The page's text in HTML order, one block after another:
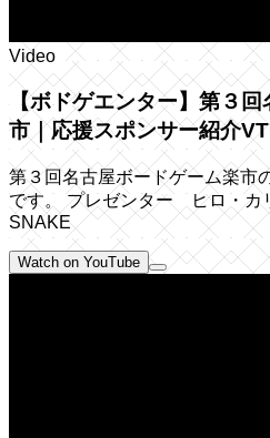
Video
【ボドゲエンター】第３
市｜応援スポンサー紹介
第３回名古屋ボードゲーム楽市
です。 プレゼンター ヒロ・
SNAKE
Watch on YouTube